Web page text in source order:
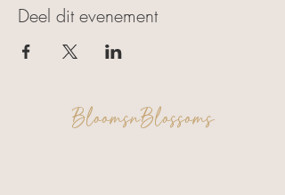
Deel dit evenement
BloomsnBlossoms